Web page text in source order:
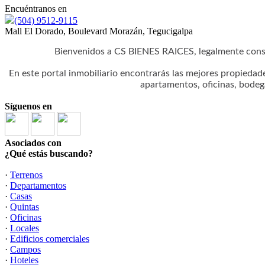
Encuéntranos en
(504) 9512-9115
Mall El Dorado, Boulevard Morazán, Tegucigalpa
Bienvenidos a CS BIENES RAICES, legalmente
En este portal inmobiliario encontrarás las mejores
apartamentos, oficinas,
Síguenos en
Asociados con
¿Qué estás buscando?
· Terrenos
· Departamentos
· Casas
· Quintas
· Oficinas
· Locales
· Edificios comerciales
· Campos
· Hoteles